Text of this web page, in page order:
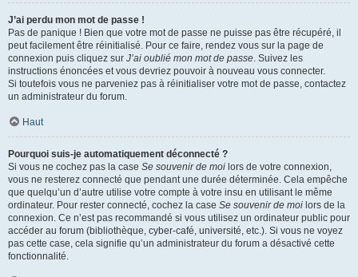
J’ai perdu mon mot de passe !
Pas de panique ! Bien que votre mot de passe ne puisse pas être récupéré, il
peut facilement être réinitialisé. Pour ce faire, rendez vous sur la page de
connexion puis cliquez sur J’ai oublié mon mot de passe. Suivez les
instructions énoncées et vous devriez pouvoir à nouveau vous connecter.
Si toutefois vous ne parveniez pas à réinitialiser votre mot de passe, contactez
un administrateur du forum.
Haut
Pourquoi suis-je automatiquement déconnecté ?
Si vous ne cochez pas la case Se souvenir de moi lors de votre connexion,
vous ne resterez connecté que pendant une durée déterminée. Cela empêche
que quelqu’un d’autre utilise votre compte à votre insu en utilisant le même
ordinateur. Pour rester connecté, cochez la case Se souvenir de moi lors de la
connexion. Ce n’est pas recommandé si vous utilisez un ordinateur public pour
accéder au forum (bibliothèque, cyber-café, université, etc.). Si vous ne voyez
pas cette case, cela signifie qu’un administrateur du forum a désactivé cette
fonctionnalité.